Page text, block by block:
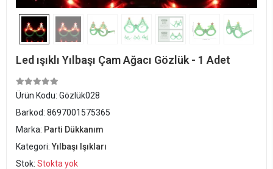
Led ışıklı Yılbaşı Çam Ağacı Gözlük - 1 Adet
Ürün Kodu: Gözlük028
Barkod: 8697001575365
Marka: Parti Dükkanım
Kategori:Yılbaşı Işıkları
Stok: Stokta yok